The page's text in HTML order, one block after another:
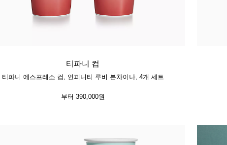
티파니 컵
티파니 에스프레소 컵, 인피니티 루비 본차이나, 4개 세트
부터 390,000원